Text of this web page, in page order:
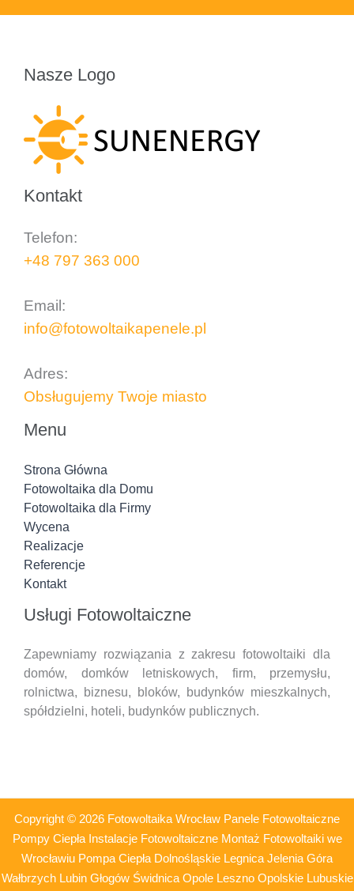
Nasze Logo
Kontakt
Telefon:
+48 797 363 000
Email:
info@fotowoltaikapenele.pl
Adres:
Obsługujemy Twoje miasto
Menu
Strona Główna
Fotowoltaika dla Domu
Fotowoltaika dla Firmy
Wycena
Realizacje
Referencje
Kontakt
Usługi Fotowoltaiczne
Zapewniamy rozwiązania z zakresu fotowoltaiki dla
domów, domków letniskowych, firm, przemysłu,
rolnictwa, biznesu, bloków, budynków mieszkalnych,
spółdzielni, hoteli, budynków publicznych.
Copyright © 2026 Fotowoltaika Wrocław Panele Fotowoltaiczne
Pompy Ciepła Instalacje Fotowoltaiczne Montaż Fotowoltaiki we
Wrocławiu Pompa Ciepła Dolnośląskie Legnica Jelenia Góra
Wałbrzych Lubin Głogów Świdnica Opole Leszno Opolskie Lubuskie